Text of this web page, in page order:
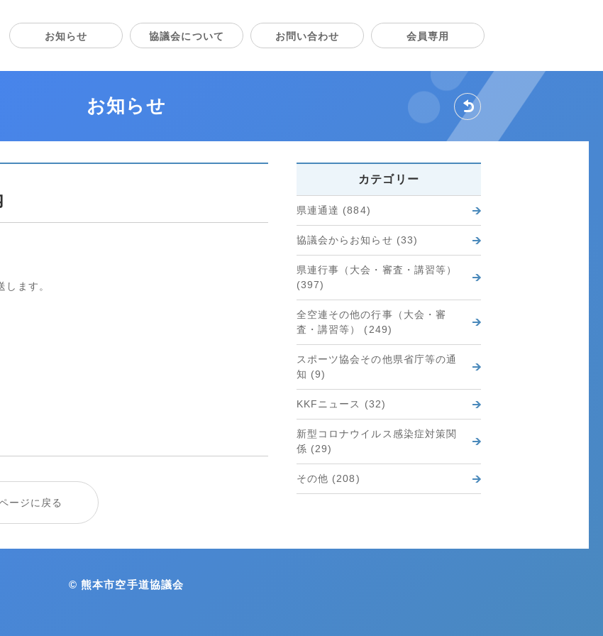
本市空手道協議会
お知らせ 協議会について お問い合わせ 会員専用
お知らせ
ます。
ージに戻る
カテゴリー
県連通達 (884)
協議会からお知らせ (33)
県連行事（大会・審査・講習等）
(397)
全空連その他の行事（大会・審
査・講習等） (249)
スポーツ協会その他県省庁等の通
知 (9)
KKFニュース (32)
新型コロナウイルス感染症対策関
係 (29)
その他 (208)
© 熊本市空手道協議会